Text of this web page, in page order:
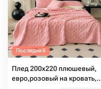
Последний
Плед 200х220 плюшевый,
евро,розовый на кровать,